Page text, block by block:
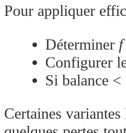
Pour appliquer
Déterminer f
Configurer
Si balance
Certaines